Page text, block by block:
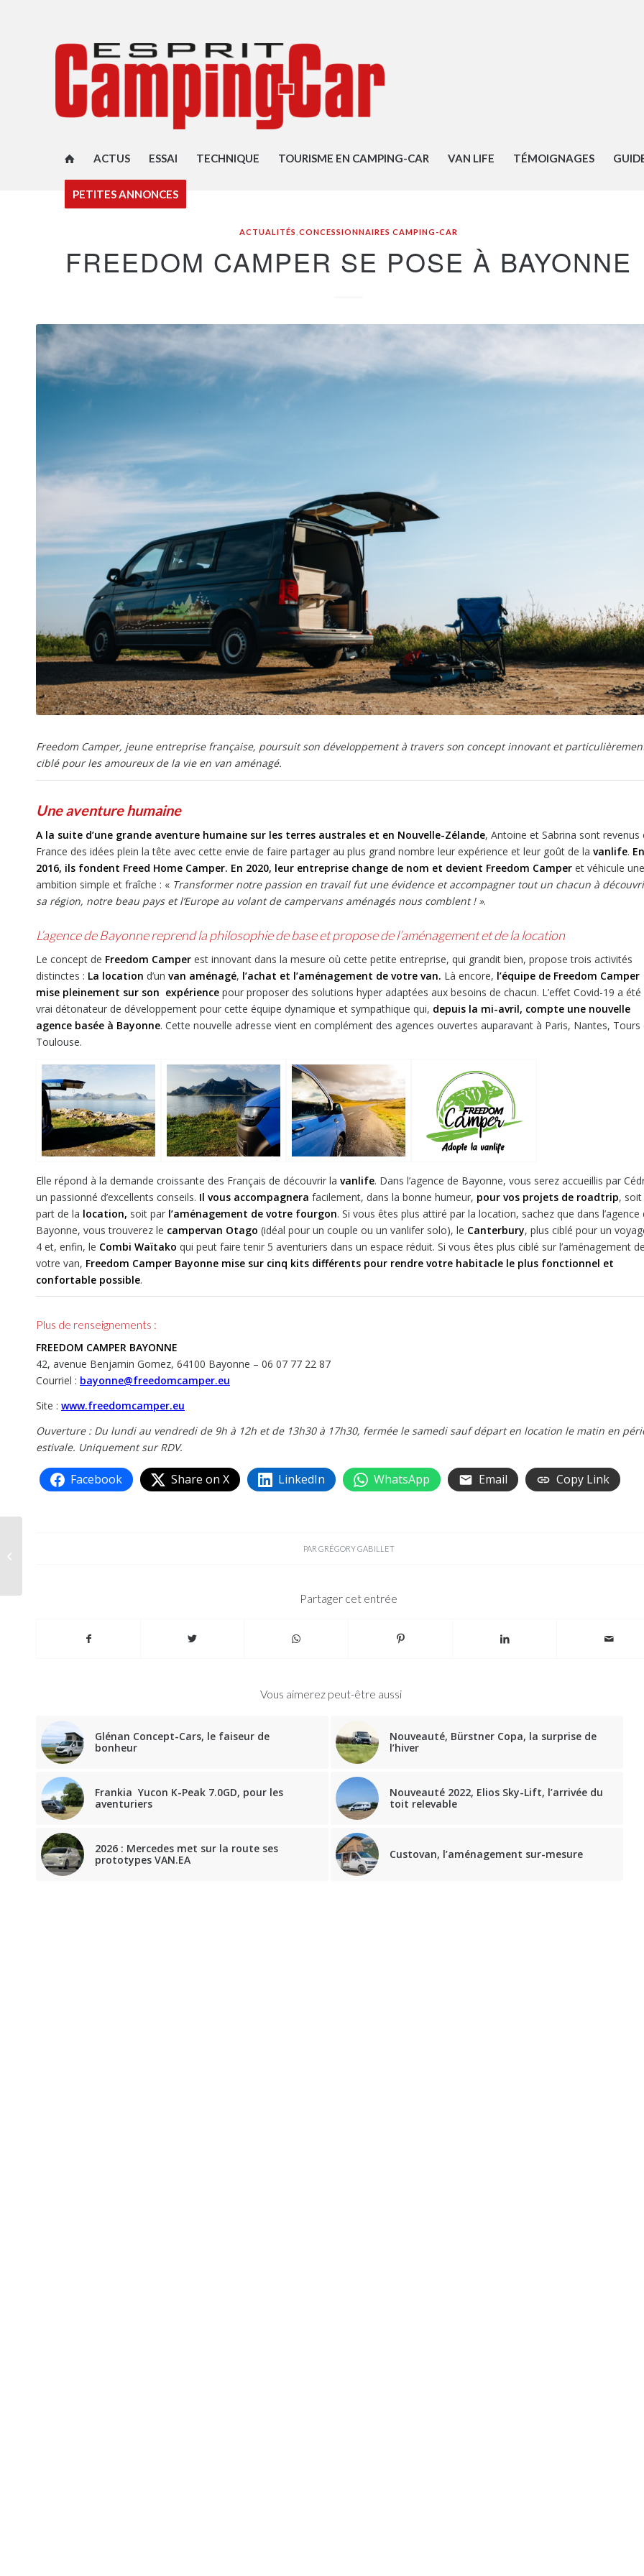
ACTUS ESSAI TECHNIQUE TOURISME EN CAMPING-CAR VAN LIFE TÉMOIGNAGES
PETITES ANNONCES
ACTUALITÉS ,CONCESSIONNAIRES CAMPING-CAR
FREEDOM CAMPER SE POSE À BAYONNE
Freedom Camper, jeune entreprise française, poursuit son développement à travers son concept innovant et
ciblé pour les amoureux de la vie en van aménagé.
Une aventure humaine
A la suite d’une grande aventure humaine sur les terres australes et en Nouvelle-Zélande, Antoine et Sabrina sont revenus
France des idées plein la tête avec cette envie de faire partager au plus grand nombre leur expérience et leur goût de la vanlife. En
2016, ils fondent Freed Home Camper. En 2020, leur entreprise change de nom et devient Freedom Camper et véhicule une
ambition simple et fraîche : « Transformer notre passion en travail fut une évidence et accompagner tout un chacun à
sa région, notre beau pays et l’Europe au volant de campervans aménagés nous comblent ! ».
L’agence de Bayonne reprend la philosophie de base et propose de l’aménagement et de la location
Le concept de Freedom Camper est innovant dans la mesure où cette petite entreprise, qui grandit bien, propose trois activités
distinctes : La location d’un van aménagé, l’achat et l’aménagement de votre van. Là encore, l’équipe de Freedom Camper
mise pleinement sur son expérience pour proposer des solutions hyper adaptées aux besoins de chacun. L’effet Covid-19 a été
vrai détonateur de développement pour cette équipe dynamique et sympathique qui, depuis la mi-avril, compte une nouvelle
agence basée à Bayonne. Cette nouvelle adresse vient en complément des agences ouvertes auparavant à Paris, Nantes, Tours
Toulouse.
Elle répond à la demande croissante des Français de découvrir la vanlife. Dans l’agence de Bayonne, vous serez accueillis par
un passionné d’excellents conseils. Il vous accompagnera facilement, dans la bonne humeur, pour vos projets de roadtrip, soit
part de la location, soit par l’aménagement de votre fourgon. Si vous êtes plus attiré par la location, sachez que dans l’agence
Bayonne, vous trouverez le campervan Otago (idéal pour un couple ou un vanlifer solo), le Canterbury, plus ciblé pour un
4 et, enfin, le Combi Waïtako qui peut faire tenir 5 aventuriers dans un espace réduit. Si vous êtes plus ciblé sur l’aménagement
votre van, Freedom Camper Bayonne mise sur cinq kits différents pour rendre votre habitacle le plus fonctionnel et
confortable possible.
Plus de renseignements :
FREEDOM CAMPER BAYONNE
42, avenue Benjamin Gomez, 64100 Bayonne – 06 07 77 22 87
Courriel : bayonne@freedomcamper.eu
Site : www.freedomcamper.eu
Ouverture : Du lundi au vendredi de 9h à 12h et de 13h30 à 17h30, fermée le samedi sauf départ en location le matin en
estivale. Uniquement sur RDV.
Facebook Share on X LinkedIn WhatsApp Email Copy Link
PAR GRÉGORY GABILLET
Partager cet entrée
Vous aimerez peut-être aussi
Glénan Concept-Cars, le faiseur de
bonheur
Nouveauté, Bürstner Copa, la surprise de
l’hiver
Frankia Yucon K-Peak 7.0GD, pour les
aventuriers
Nouveauté 2022, Elios Sky-Lift, l’arrivée du
toit relevable
2026 : Mercedes met sur la route ses
prototypes VAN.EA
Custovan, l’aménagement sur-mesure